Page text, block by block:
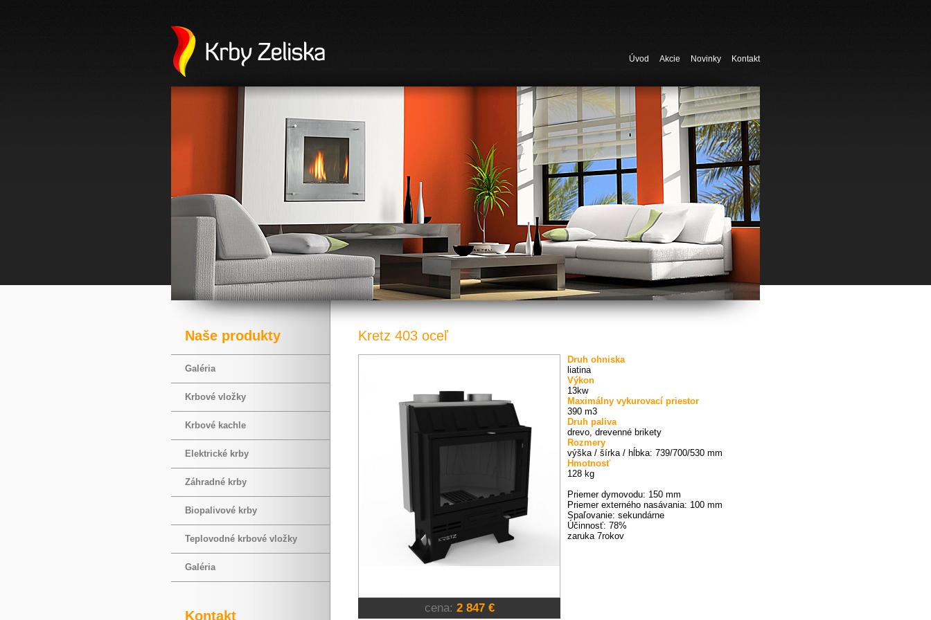
Úvod Akcie Novinky Kontakt
Naše produkty
Galéria
Krbové vložky
Krbové kachle
Elektrické krby
Záhradné krby
Biopalivové krby
Teplovodné krbové vložky
Galéria
Kontakt
Kretz 403 oceľ
cena: 2 847 €
Druh ohniska
liatina
Výkon
13kw
Maximálny vykurovací priestor
390 m3
Druh paliva
drevo, drevenné brikety
Rozmery
výška / šírka / hĺbka: 739/700/530 mm
Hmotnosť
128 kg
Priemer dymovodu: 150 mm
Priemer externého nasávania: 100 mm
Spaľovanie: sekundárne
Účinnosť: 78%
zaruka 7rokov